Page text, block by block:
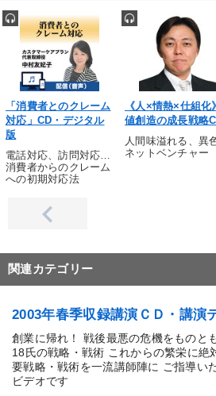
「消費者とのクレーム
対応」CD・デジタル
版
電話対応、訪問対応…
消費者からのクレーム
への初期対応法
《人×情熱×仕組化
値創造の成長戦略
人間味溢れる、異
ネットベンチャー
関連カテゴリー
2003年春季収録講演ＣＤ・講演
創業に帰れ！ 戦後最悪の危機をものと
18氏の戦略・戦術 これからの繁栄に絶
要戦略・戦術を一流講師陣に ご指導い
ビデオです